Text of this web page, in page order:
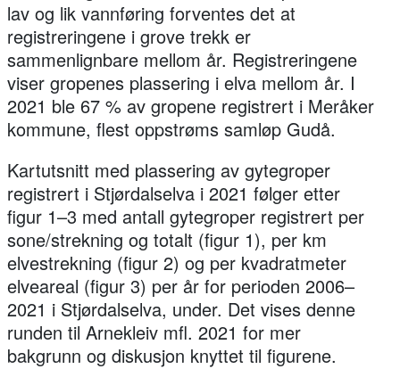
lav og lik vannføring forventes det at
registreringene i grove trekk er
sammenlignbare mellom år. Registreringene
viser gropenes plassering i elva mellom år. I
2021 ble 67 % av gropene registrert i Meråker
kommune, flest oppstrøms samløp Gudå.
Kartutsnitt med plassering av gytegroper
registrert i Stjørdalselva i 2021 følger etter
figur 1–3 med antall gytegroper registrert per
sone/strekning og totalt (figur 1), per km
elvestrekning (figur 2) og per kvadratmeter
elveareal (figur 3) per år for perioden 2006–
2021 i Stjørdalselva, under. Det vises denne
runden til Arnekleiv mfl. 2021 for mer
bakgrunn og diskusjon knyttet til figurene.